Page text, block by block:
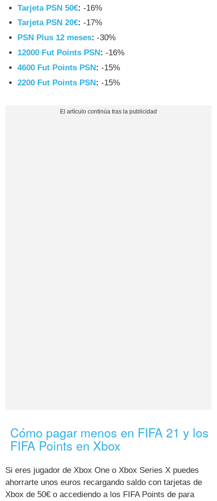
Tarjeta PSN 50€: -16%
Tarjeta PSN 20€: -17%
PSN Plus 12 meses: -30%
12000 Fut Points PSN : -16%
4600 Fut Points PSN: -15%
2200 Fut Points PSN: -15%
Cómo pagar menos en FIFA 21 y los
FIFA Points en Xbox
Si eres jugador de Xbox One o Xbox Series X puedes
ahorrarte unos euros recargando saldo con tarjetas de
Xbox de 50€ o accediendo a los FIFA Points de para